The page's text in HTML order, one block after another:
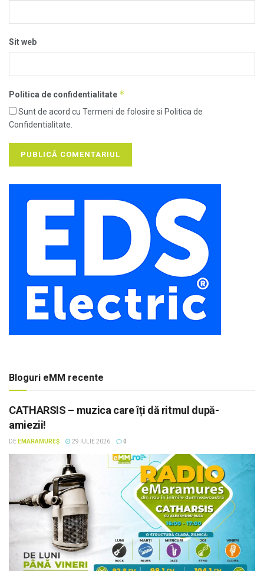
Sit web
Politica de confidentialitate *
Sunt de acord cu Termeni de folosire si Politica de
Confidentialitate.
Bloguri eMM recente
CATHARSIS – muzica care îți dă ritmul după-
amiezii!
DE EMARAMUREȘ 29 IULIE 2026 0